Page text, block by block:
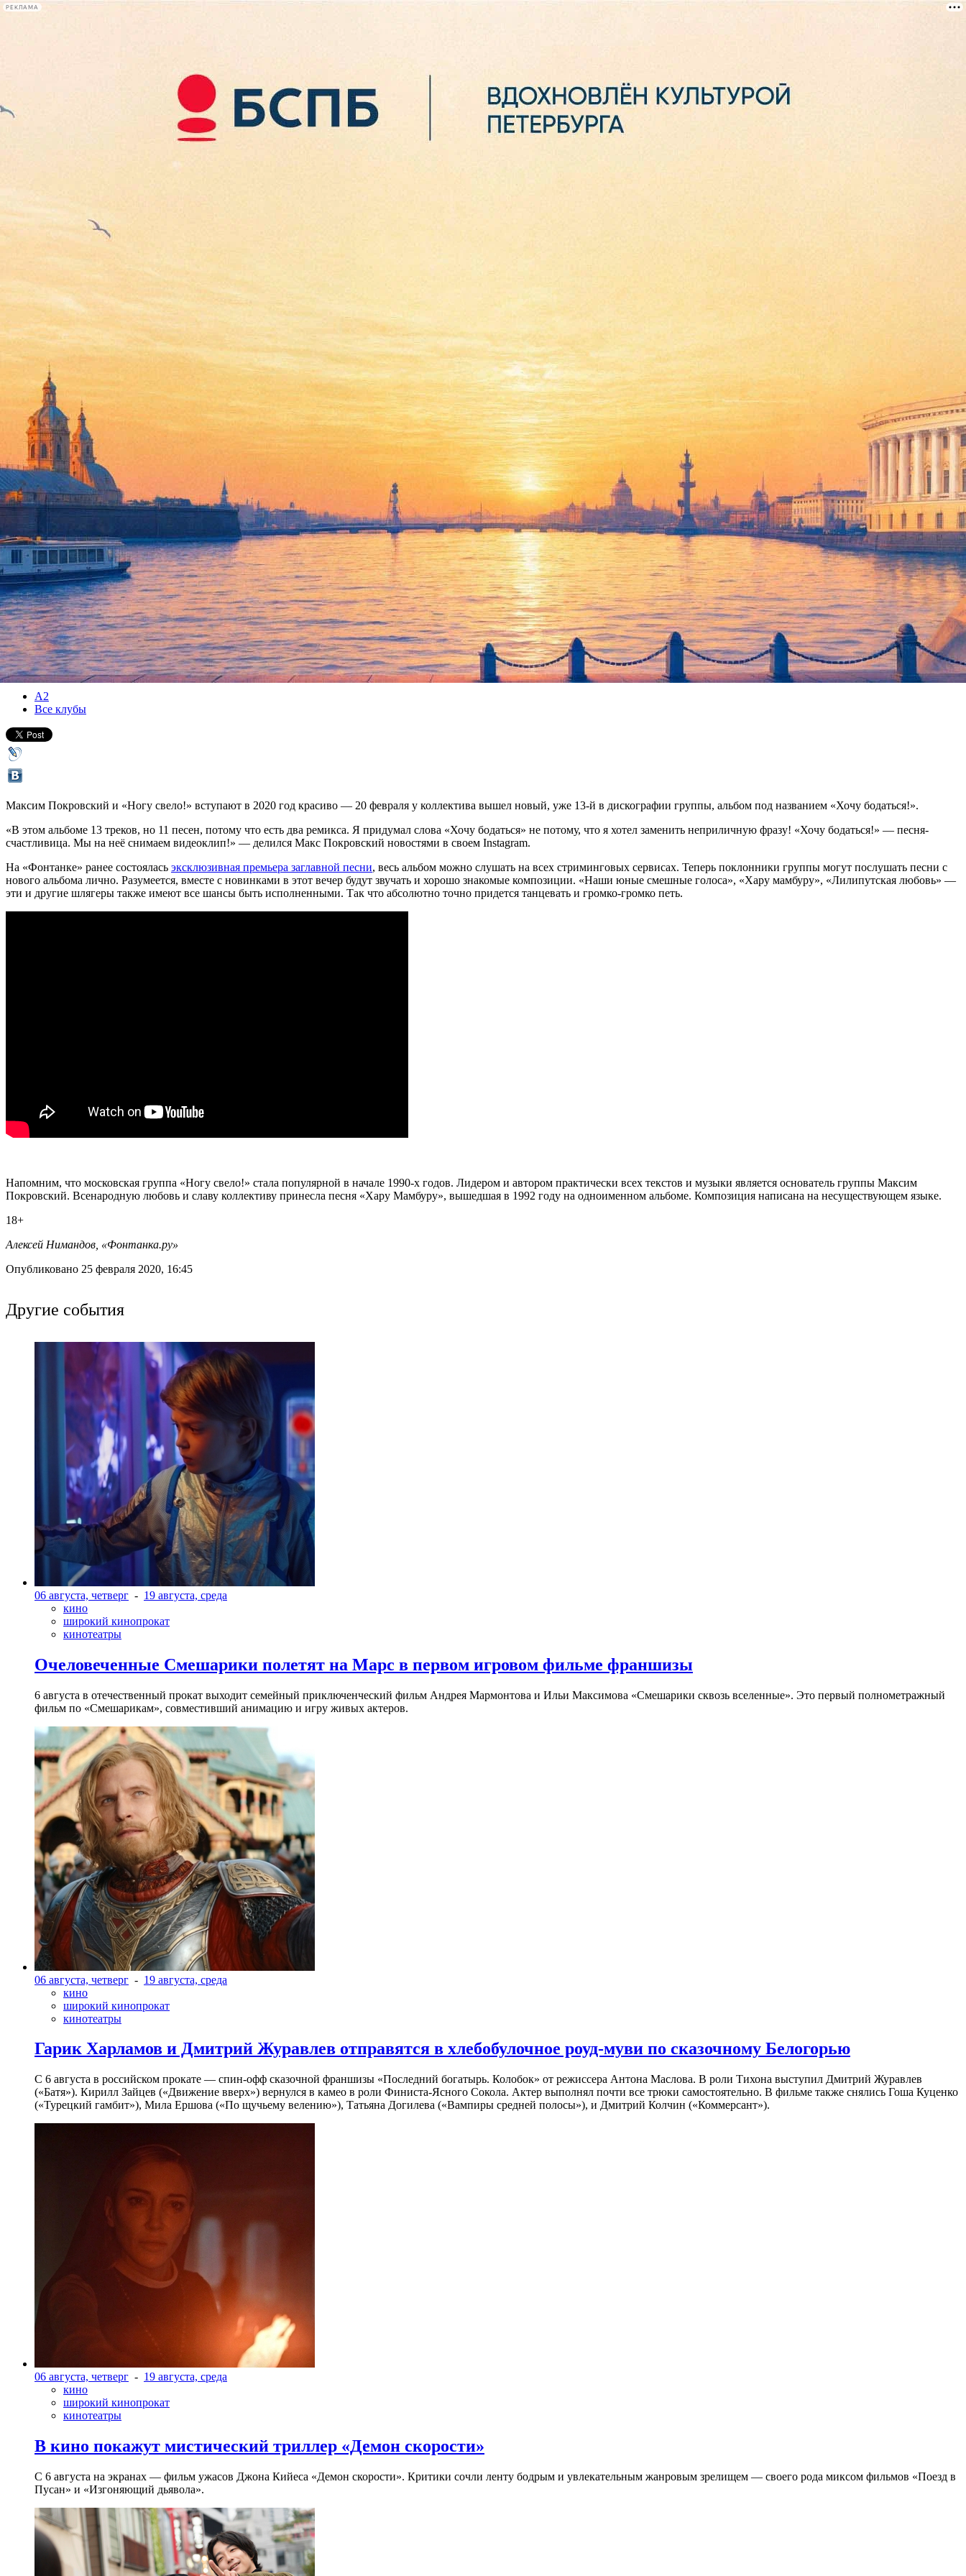
РЕКЛАМА
лекции
книги
Группа «Ногу свело!» хочет пободаться в Международный женский день
08 марта 2020, воскресенье,20.00
18+
Версия для печати
Все концерты
А2
Все клубы
Максим Покровский и «Ногу свело!» вступают в 2020 год красиво — 20 февраля у коллектива вышел новый, уже 13-й в дискографии группы, альбом под названием «Хочу бодаться!».
«В этом альбоме 13 треков, но 11 песен, потому что есть два ремикса. Я придумал слова «Хочу бодаться» не потому, что я хотел заменить неприличную фразу! «Хочу бодаться!» — песня-
счастливица. Мы на неё снимаем видеоклип!» — делился Макс Покровский новостями в своем Instagram.
На «Фонтанке» ранее состоялась эксклюзивная премьера заглавной песни, весь альбом можно слушать на всех стриминговых сервисах. Теперь поклонники группы могут послушать песни с
нового альбома лично. Разумеется, вместе с новинками в этот вечер будут звучать и хорошо знакомые композиции. «Наши юные смешные голоса», «Хару мамбуру», «Лилипутская любовь» —
эти и другие шлягеры также имеют все шансы быть исполненными. Так что абсолютно точно придется танцевать и громко-громко петь.
Напомним, что московская группа «Ногу свело!» стала популярной в начале 1990-х годов. Лидером и автором практически всех текстов и музыки является основатель группы Максим
Покровский. Всенародную любовь и славу коллективу принесла песня «Хару Мамбуру», вышедшая в 1992 году на одноименном альбоме. Композиция написана на несуществующем языке.
18+
Алексей Нимандов, «Фонтанка.ру»
Опубликовано 25 февраля 2020, 16:45
Другие события
06 августа, четверг - 19 августа, среда
кино
широкий кинопрокат
кинотеатры
Очеловеченные Смешарики полетят на Марс в первом игровом фильме франшизы
6 августа в отечественный прокат выходит семейный приключенческий фильм Андрея Мармонтова и Ильи Максимова «Смешарики сквозь вселенные». Это первый полнометражный
фильм по «Смешарикам», совместивший анимацию и игру живых актеров.
06 августа, четверг - 19 августа, среда
кино
широкий кинопрокат
кинотеатры
Гарик Харламов и Дмитрий Журавлев отправятся в хлебобулочное роуд-муви по сказочному Белогорью
С 6 августа в российском прокате — спин-офф сказочной франшизы «Последний богатырь. Колобок» от режиссера Антона Маслова. В роли Тихона выступил Дмитрий Журавлев
(«Батя»). Кирилл Зайцев («Движение вверх») вернулся в камео в роли Финиста-Ясного Сокола. Актер выполнял почти все трюки самостоятельно. В фильме также снялись Гоша Куценко
(«Турецкий гамбит»), Мила Ершова («По щучьему велению»), Татьяна Догилева («Вампиры средней полосы»), и Дмитрий Колчин («Коммерсант»).
06 августа, четверг - 19 августа, среда
кино
широкий кинопрокат
кинотеатры
В кино покажут мистический триллер «Демон скорости»
С 6 августа на экранах — фильм ужасов Джона Кийеса «Демон скорости». Критики сочли ленту бодрым и увлекательным жанровым зрелищeм — своего рода миксом фильмов «Поезд в
Пусан» и «Изгоняющий дьявола».